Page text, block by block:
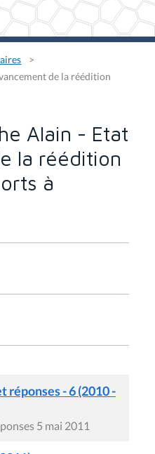
Alain - Etat
la réédition
- 6 (2010 -
d'avancement de la
à Bruxelles